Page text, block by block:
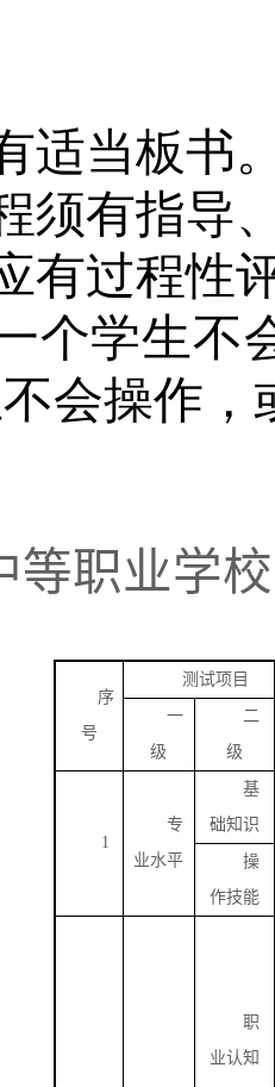
适当板书
须有指导
有过程性
个学生不
会操作
等职业学
序
号
测试项目
一
级
二
级
1
专
业水平
基
础知识
操
作技能
职
业认知